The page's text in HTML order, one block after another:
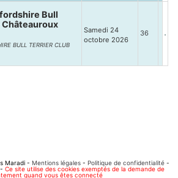
Bull
BULL TERRIER CLUB
Samedi 24
octobre 2026
36
Maradi - Mentions légales - Politique de confidentialité -
Ce site utilise des cookies exemptés de la demande de
quand vous êtes connecté